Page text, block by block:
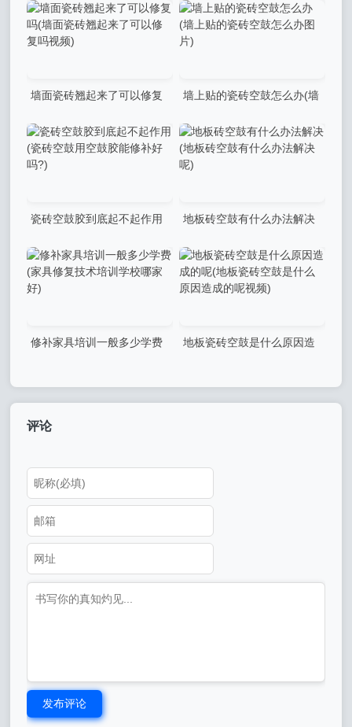
打钉视频讲解)
墙面瓷砖翘起来了可以修复
复吗视频)
墙上贴的瓷砖空鼓怎么办(墙
瓷砖空鼓胶到底起不起作用
吗?)
地板砖空鼓有什么办法解决
呢)
修补家具培训一般多少学费
地板瓷砖空鼓是什么原因造
评论
发布评论